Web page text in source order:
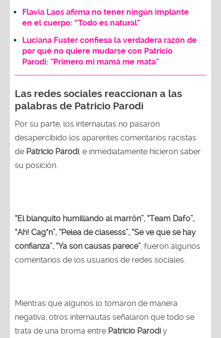
Flavia Laos afirma no tener ningún implante
en el cuerpo: “Todo es natural"
Luciana Fuster confiesa la verdadera razón de
por qué no quiere mudarse con Patricio
Parodi: "Primero mi mamá me mata"
Las redes sociales reaccionan a las
palabras de Patricio Parodi
Por su parte, los internautas no pasaron
desapercibido los aparentes comentarios racistas
de Patricio Parodi , e inmediatamente hicieron saber
su posición.
“El blanquito humillando al marrón”, “Team Dafo”,
“Ah! Cag*n”, “Pelea de clasesss”, “Se ve que se hay
confianza”, “Ya son causas parece” , fueron algunos
comentarios de los usuarios de redes sociales.
Mientras que algunos lo tomaron de manera
negativa, otros internautas señalaron que todo se
trata de una broma entre Patricio Parodi y